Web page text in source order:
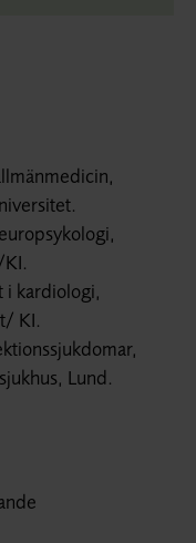
i kardiologi,
KI.
Lund.